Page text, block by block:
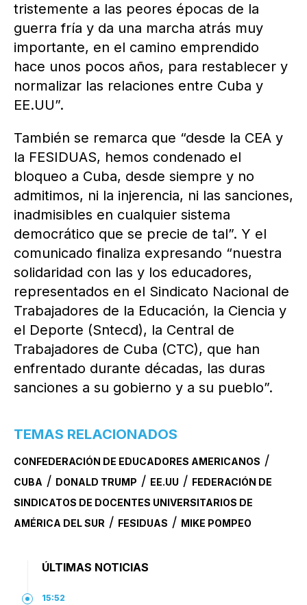
tristemente a las peores épocas de la
guerra fría y da una marcha atrás muy
importante, en el camino emprendido
hace unos pocos años, para restablecer y
normalizar las relaciones entre Cuba y
EE.UU”.
También se remarca que “desde la CEA y
la FESIDUAS, hemos condenado el
bloqueo a Cuba, desde siempre y no
admitimos, ni la injerencia, ni las sanciones,
inadmisibles en cualquier sistema
democrático que se precie de tal”. Y el
comunicado finaliza expresando “nuestra
solidaridad con las y los educadores,
representados en el Sindicato Nacional de
Trabajadores de la Educación, la Ciencia y
el Deporte (Sntecd), la Central de
Trabajadores de Cuba (CTC), que han
enfrentado durante décadas, las duras
sanciones a su gobierno y a su pueblo”.
TEMAS RELACIONADOS
CONFEDERACIÓN DE EDUCADORES AMERICANOS /
CUBA / DONALD TRUMP / EE.UU / FEDERACIÓN DE
SINDICATOS DE DOCENTES UNIVERSITARIOS DE
AMÉRICA DEL SUR / FESIDUAS / MIKE POMPEO
ÚLTIMAS NOTICIAS
15:52